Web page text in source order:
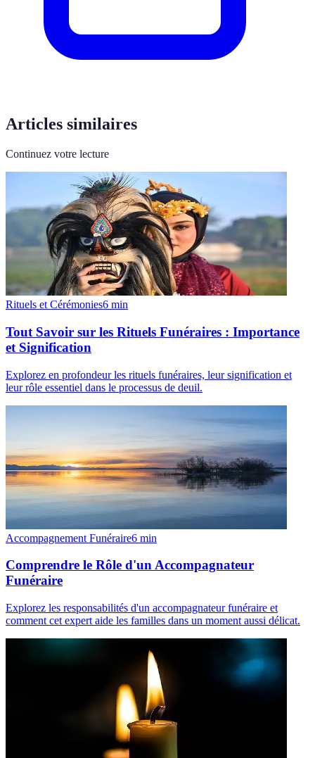
Articles similaires
Continuez votre lecture
Rituels et Cérémonies6 min
Tout Savoir sur les Rituels Funéraires : Importance
et Signification
Explorez en profondeur les rituels funéraires, leur signification et
leur rôle essentiel dans le processus de deuil.
Accompagnement Funéraire6 min
Comprendre le Rôle d'un Accompagnateur
Funéraire
Explorez les responsabilités d'un accompagnateur funéraire et
comment cet expert aide les familles dans un moment aussi délicat.